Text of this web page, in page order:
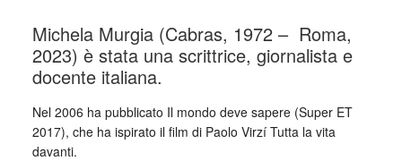
Michela Murgia (Cabras, 1972 – Roma,
2023) è stata una scrittrice, giornalista e
docente italiana.
Nel 2006 ha pubblicato Il mondo deve sapere (Super ET
2017), che ha ispirato il film di Paolo Virzí Tutta la vita
davanti.